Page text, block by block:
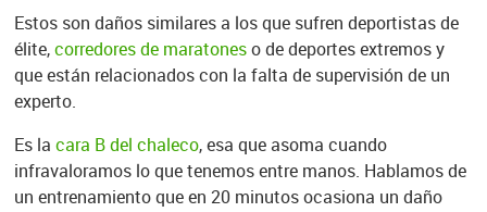
Estos son daños similares a los que sufren deportistas de
élite,corredores de maratoneso de deportes extremosy
que están relacionados con la falta de supervisión de un
experto.
Es la cara B del chaleco, esa que asoma cuando
infravaloramos lo que tenemos entre manos. Hablamos de
un entrenamiento que en 20 minutos ocasiona un daño